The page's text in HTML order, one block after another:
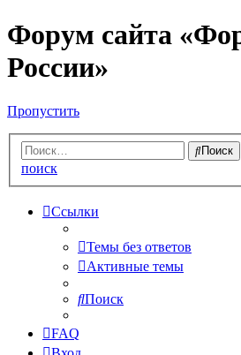
Форум сайта
России»
Пропустить
Поиск
поиск
Ссылки
Темы без ответов
Активные темы
Поиск
FAQ